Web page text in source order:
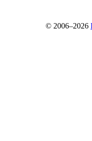
© 2006–2026